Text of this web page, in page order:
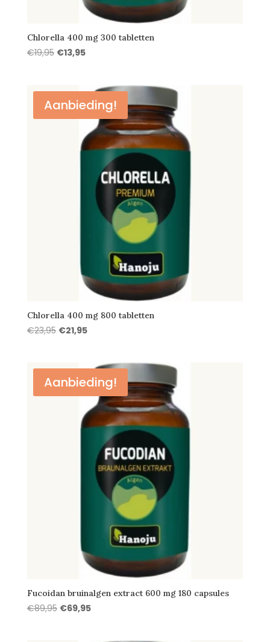
Chlorella 400 mg 300 tabletten
€19,95 Oorspronkelijke
€19,95.
€13,95Huidige
€13,95.
Aanbieding!
Chlorella 400 mg 800 tabletten
€23,95 Oorspronkelijke
€23,95.
€21,95Huidige
€21,95.
Aanbieding!
Fucoidan bruinalgen extract 600 mg 180 capsules
€89,95 Oorspronkelijke
€69,95Huidige